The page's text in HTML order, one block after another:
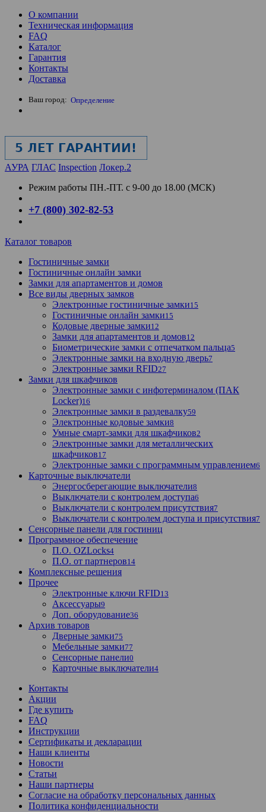
О компании
Техническая информация
FAQ
Каталог
Гарантия
Контакты
Доставка
Ваш город: Определение
АУРА ГЛАС Inspection Локер.2
Режим работы ПН.-ПТ. с 9-00 до 18.00 (МСК)
+7 (800) 302-82-53
Каталог товаров
Гостиничные замки
Гостиничные онлайн замки
Замки для апартаментов и домов
Все виды дверных замков
Электронные гостиничные замки15
Гостиничные онлайн замки15
Кодовые дверные замки12
Замки для апартаментов и домов12
Биометрические замки с отпечатком пальца5
Электронные замки на входную дверь7
Электронные замки RFID27
Замки для шкафчиков
Электронные замки с инфотерминалом (ПАК
Locker)16
Электронные замки в раздевалку59
Электронные кодовые замки8
Умные смарт-замки для шкафчиков2
Электронные замки для металлических
шкафчиков17
Электронные замки с программным управлением6
Карточные выключатели
Энергосберегающие выключатели8
Выключатели с контролем доступа6
Выключатели с контролем присутствия7
Выключатели с контролем доступа и присутствия7
Сенсорные панели для гостиниц
Программное обеспечение
П.О. OZLocks4
П.О. от партнеров14
Комплексные решения
Прочее
Электронные ключи RFID13
Аксессуары9
Доп. оборудование36
Архив товаров
Дверные замки75
Мебельные замки77
Сенсорные панели0
Карточные выключатели4
Контакты
Акции
Где купить
FAQ
Инструкции
Сертификаты и декларации
Наши клиенты
Новости
Статьи
Наши партнеры
Согласие на обработку персональных данных
Политика конфиденциальности